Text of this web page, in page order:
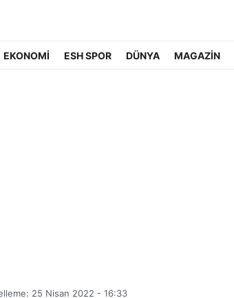
EKONOMİ ESH SPOR DÜNYA MAGAZİN
25 Nisan 2022 - 16:33